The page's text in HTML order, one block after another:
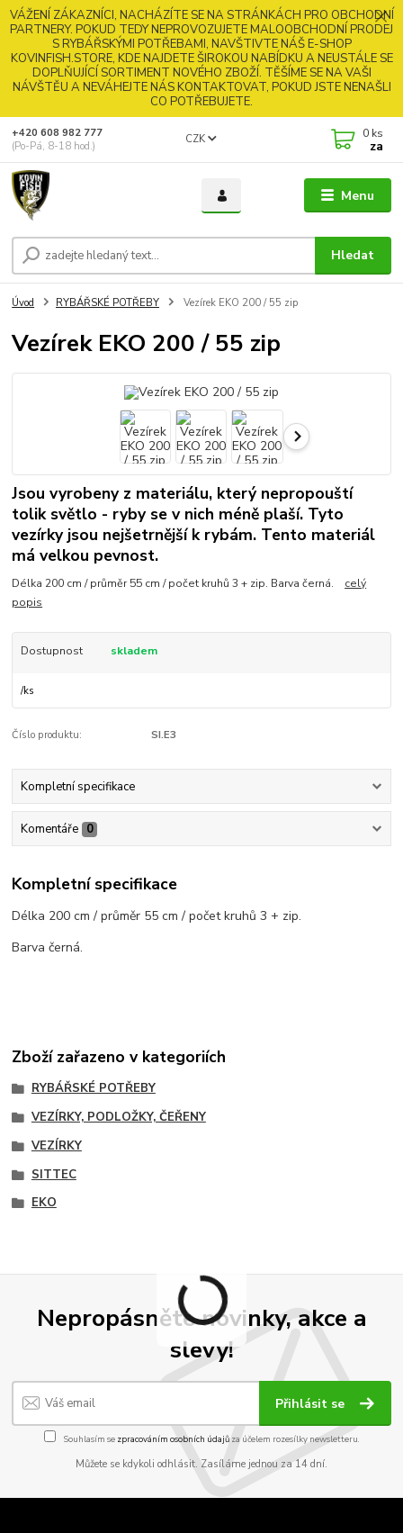
VÁŽENÍ ZÁKAZNÍCI, NACHÁZÍTE SE NA STRÁNKÁCH PRO OBCHODNÍ
PARTNERY. POKUD TEDY NEPROVOZUJETE MALOOBCHODNÍ PRODEJ
S RYBÁŘSKÝMI POTŘEBAMI, NAVŠTIVTE NÁŠ E-SHOP
KOVINFISH.STORE, KDE NAJDETE ŠIROKOU NABÍDKU A NEUSTÁLE SE
DOPLŇUJÍCÍ SORTIMENT NOVÉHO ZBOŽÍ. TĚŠÍME SE NA VAŠI
NÁVŠTĚU A NEVÁHEJTE NÁS KONTAKTOVAT, POKUD JSTE NENAŠLI
CO POTŘEBUJETE.
Menu
CZK
Hledat
+420 608 982 777
(Po-Pá, 8-18 hod.)
0 ks
za
Úvod RYBÁŘSKÉ POTŘEBY Vezírek EKO 200 / 55 zip
Vezírek EKO 200 / 55 zip
Jsou vyrobeny z materiálu, který nepropouští
tolik světlo - ryby se v nich méně plaší. Tyto
vezírky jsou nejšetrnější k rybám. Tento materiál
má velkou pevnost.
Délka 200 cm / průměr 55 cm / počet kruhů 3 + zip. Barva černá. celý
popis
Dostupnost skladem
/ks
Číslo produktu: SI.E3
Kompletní specifikace
Komentáře 0
Kompletní specifikace
Délka 200 cm / průměr 55 cm / počet kruhů 3 + zip.
Barva černá.
Zboží zařazeno v kategoriích
RYBÁŘSKÉ POTŘEBY
VEZÍRKY, PODLOŽKY, ČEŘENY
VEZÍRKY
SITTEC
EKO
Nepropásněte novinky, akce a
slevy!
Přihlásit se
Souhlasím se zpracováním osobních údajůza účelem rozesílky newsletteru.
Můžete se kdykoli odhlásit. Zasíláme jednou za 14 dní.